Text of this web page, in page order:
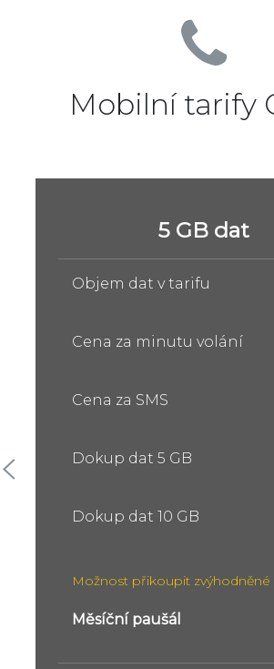
Mobilní tarify
5 GB dat
Objem dat v tarifu
Cena za minutu volání
Cena za SMS
Dokup dat 5 GB
Dokup dat 10 GB
Možnost přikoupit zvýhodněné
Měsíční paušál